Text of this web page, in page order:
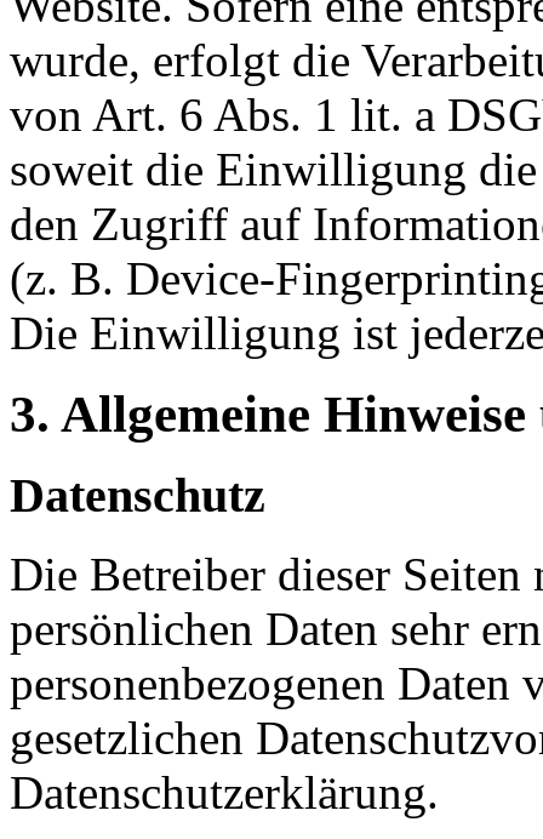
wurde, erfolgt die
von Art. 6 Abs. 1 lit. a
soweit die Einwilligung
den Zugriff auf
(z. B. Device-
Die Einwilligung ist
3. Allgemeine
Datenschutz
Die Betreiber dieser Seiten
persönlichen Daten sehr
personenbezogenen Daten
gesetzlichen
Datenschutzerklärung.